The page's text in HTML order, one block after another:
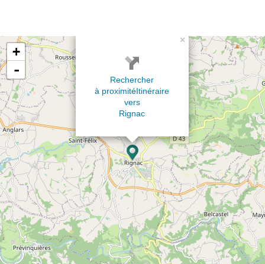
×
Rechercher
à proximitéItinéraire
vers
Rignac
+
-